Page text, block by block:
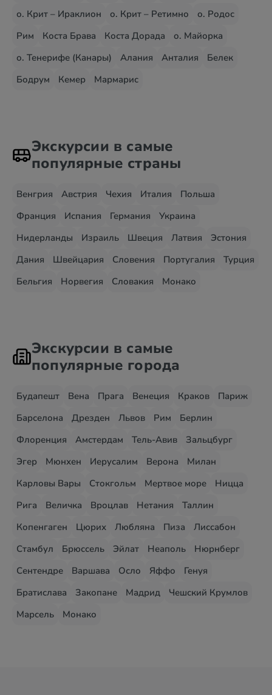
о. Крит – Ираклион
о. Крит – Ретимно
о. Родос
Рим
Коста Брава Коста Дорада
о. Майорка
о. Тенерифе (Канары)
Алания Анталия
Белек
Бодрум
Кемер Мармарис
Экскурсии в самые
популярные страны
Венгрия Австрия Чехия Италия
Польша
Франция
Испания Германия
Украина
Нидерланды
Израиль Швеция Латвия
Эстония
Дания
Швейцария Словения Португалия
Турция
Бельгия
Норвегия Словакия Монако
Экскурсии в самые
популярные города
Будапешт Вена Прага Венеция Краков
Париж
Барселона
Дрезден Львов Рим
Берлин
Флоренция
Амстердам Тель-Авив
Зальцбург
Эгер
Мюнхен Иерусалим Верона
Милан
Карловы Вары
Стокгольм Мертвое море
Ницца
Рига
Величка Вроцлав Нетания
Таллин
Копенгаген
Цюрих Любляна Пиза
Лиссабон
Стамбул
Брюссель Эйлат Неаполь
Нюрнберг
Сентендре
Варшава Осло Яффо
Генуя
Братислава
Закопане Мадрид
Чешский Крумлов
Марсель
Монако